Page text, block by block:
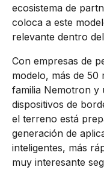
ecosistema de
coloca a este
relevante dentro
Con empresas de
modelo, más de 50
familia Nemotron y
dispositivos de
el terreno está
generación de
inteligentes, más
muy interesante